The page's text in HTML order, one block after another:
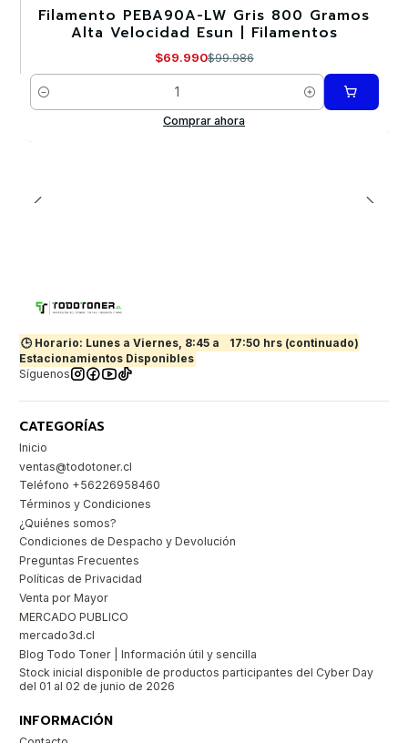
-30%
Filamento PEBA90A-LW Gris 800 Gramos
Alta Velocidad Esun | Filamentos
$69.990$99.986
Cantidad
Comprar ahora
🕒 Horario: Lunes a Viernes, 8:45 a
17:50 hrs (continuado)
Estacionamientos Disponibles
Síguenos
CATEGORÍAS
Inicio
ventas@todotoner.cl
Teléfono +56226958460
Términos y Condiciones
¿Quiénes somos?
Condiciones de Despacho y Devolución
Preguntas Frecuentes
Políticas de Privacidad
Venta por Mayor
MERCADO PUBLICO
mercado3d.cl
Blog Todo Toner | Información útil y sencilla
Stock inicial disponible de productos participantes del Cyber Day
del 01 al 02 de junio de 2026
INFORMACIÓN